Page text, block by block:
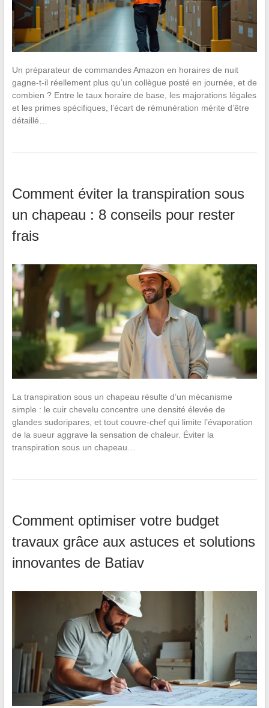
Un préparateur de commandes Amazon en horaires de nuit
gagne-t-il réellement plus qu’un collègue posté en journée, et de
combien ? Entre le taux horaire de base, les majorations légales
et les primes spécifiques, l’écart de rémunération mérite d’être
détaillé…
Comment éviter la transpiration sous
un chapeau : 8 conseils pour rester
frais
La transpiration sous un chapeau résulte d’un mécanisme
simple : le cuir chevelu concentre une densité élevée de
glandes sudoripares, et tout couvre-chef qui limite l’évaporation
de la sueur aggrave la sensation de chaleur. Éviter la
transpiration sous un chapeau…
Comment optimiser votre budget
travaux grâce aux astuces et solutions
innovantes de Batiav